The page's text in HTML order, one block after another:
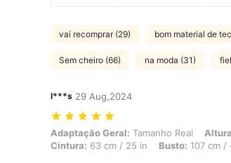
vai recomprar (29) bom material de
Sem cheiro (66) na moda (31)
I***s 29 Aug,2024
Adaptação Geral: Tamanho Real, Altura: 152
Adaptação Geral: Tamanho Real
Cintura: 63 cm / 25 in Busto: 107 cm /